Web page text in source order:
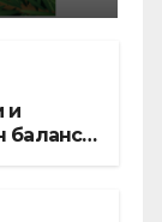
и
баланс в